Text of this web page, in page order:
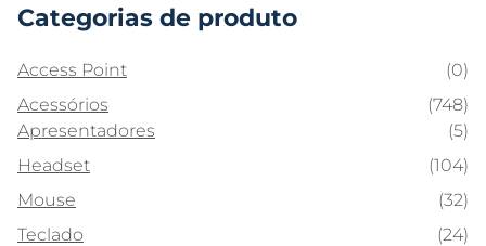
Categorias de produto
Access Point
(0)
Acessórios
(748)
Apresentadores
(5)
Headset
(104)
Mouse
(32)
Teclado
(24)